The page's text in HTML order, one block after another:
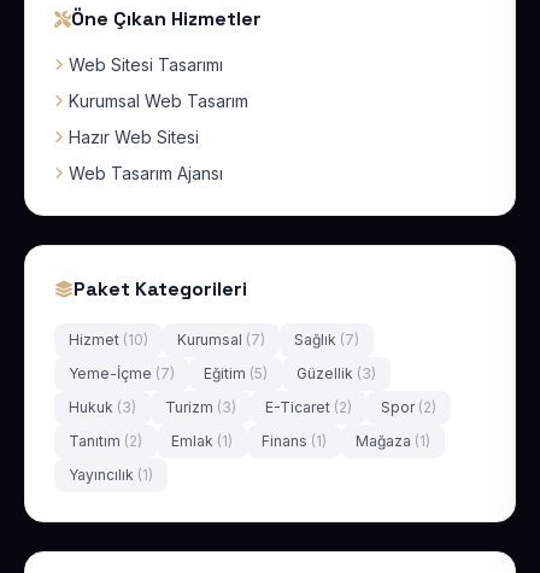
Öne Çıkan Hizmetler
Web Sitesi Tasarımı
Kurumsal Web Tasarım
Hazır Web Sitesi
Web Tasarım Ajansı
Paket Kategorileri
Hizmet (10) Kurumsal (7) Sağlık (7)
Yeme-İçme (7) Eğitim (5) Güzellik (3)
Hukuk (3) Turizm (3) E-Ticaret (2) Spor (2)
Tanıtım (2) Emlak (1) Finans (1) Mağaza (1)
Yayıncılık (1)